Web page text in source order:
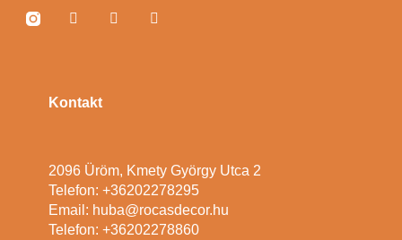
Kontakt
2096 Üröm, Kmety György Utca 2
Telefon: +36202278295
Email: huba@rocasdecor.hu
Telefon: +36202278860